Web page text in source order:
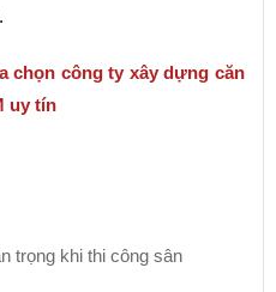
chọn công ty xây dựng căn
uy tín
trọng khi thi công sân